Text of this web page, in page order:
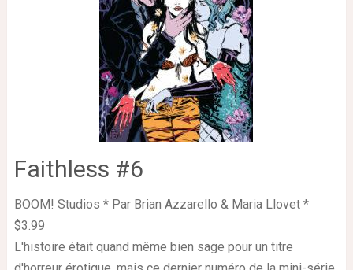
Faithless #6
BOOM! Studios * Par Brian Azzarello & Maria Llovet *
$3.99
L'histoire était quand même bien sage pour un titre